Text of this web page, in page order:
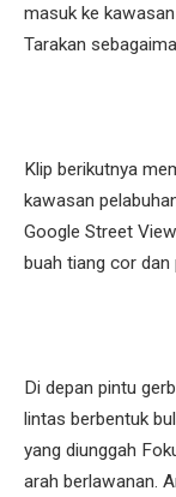
masuk ke
Tarakan
Klip berikutnya
kawasan
Google Street
buah tiang cor dan
Di depan pintu
lintas berbentuk
yang diunggah
arah berlawanan.